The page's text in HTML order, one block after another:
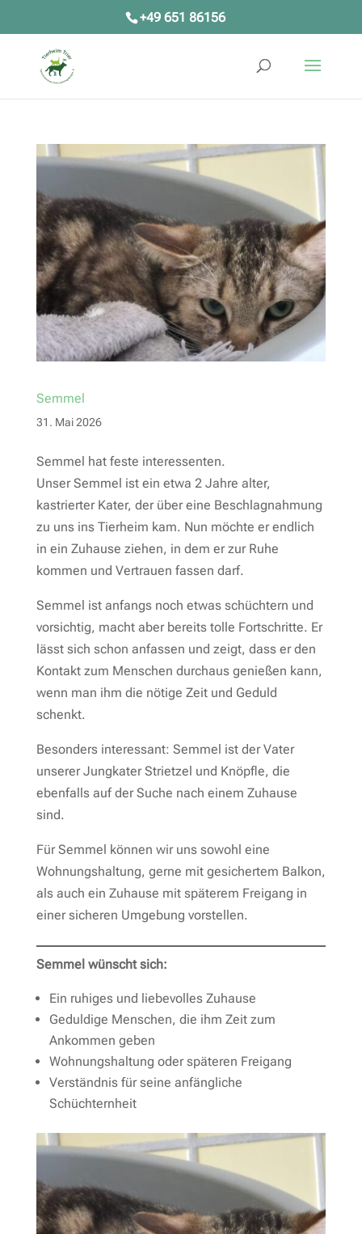
+49 651 86156
Semmel
31. Mai 2026
Semmel hat feste interessenten.
Unser Semmel ist ein etwa 2 Jahre alter,
kastrierter Kater, der über eine Beschlagnahmung
zu uns ins Tierheim kam. Nun möchte er endlich
in ein Zuhause ziehen, in dem er zur Ruhe
kommen und Vertrauen fassen darf.
Semmel ist anfangs noch etwas schüchtern und
vorsichtig, macht aber bereits tolle Fortschritte. Er
lässt sich schon anfassen und zeigt, dass er den
Kontakt zum Menschen durchaus genießen kann,
wenn man ihm die nötige Zeit und Geduld
schenkt.
Besonders interessant: Semmel ist der Vater
unserer Jungkater Strietzel und Knöpfle, die
ebenfalls auf der Suche nach einem Zuhause
sind.
Für Semmel können wir uns sowohl eine
Wohnungshaltung, gerne mit gesichertem Balkon,
als auch ein Zuhause mit späterem Freigang in
einer sicheren Umgebung vorstellen.
Semmel wünscht sich:
Ein ruhiges und liebevolles Zuhause
Geduldige Menschen, die ihm Zeit zum
Ankommen geben
Wohnungshaltung oder späteren Freigang
Verständnis für seine anfängliche
Schüchternheit